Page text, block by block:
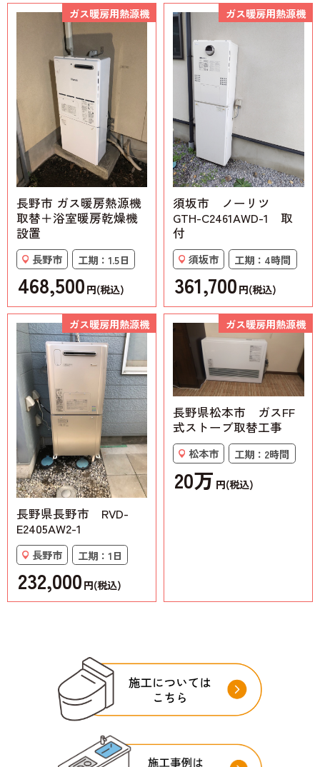
ガス暖房用熱源機
長野市 ガス暖房熱源機
取替＋浴室暖房乾燥機
設置
長野市 工期：1.5日
468,500円(税込)
ガス暖房用熱源機
須坂市 ノーリツ
GTH-C2461AWD-1 取
付
須坂市 工期：4時間
361,700円(税込)
ガス暖房用熱源機
長野県長野市 RVD-
E2405AW2-1
長野市 工期：1日
232,000円(税込)
ガス暖房用熱源機
長野県松本市 ガスFF
式ストーブ取替工事
松本市 工期：2時間
20万 円(税込)